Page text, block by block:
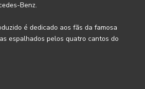
Benz.
é dedicado aos fãs da famosa
espalhados pelos quatro cantos do